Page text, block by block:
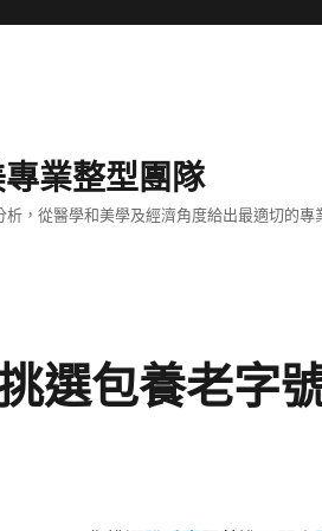
業整型團隊
析，從醫學和美學及經濟角度給出最適切的
選包養老字